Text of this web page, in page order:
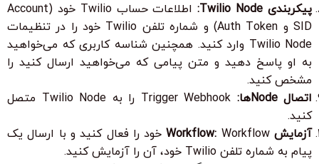
پیکربندی Twilio Node:
اطلاعات حساب Twilio خود (Account
SID و Auth Token) و شماره تلفن Twilio خود را در تنظیمات
Twilio Node وارد کنید. همچنین شناسه کاربری که می‌خواهید
به او پاسخ دهید و متن پیامی که می‌خواهید ارسال کنید را
مشخص کنید.
اتصال Nodeها:
Trigger Webhook را به Twilio Node متصل
کنید.
آزمایش Workflow:
Workflow خود را فعال کنید و با ارسال یک
پیام به شماره تلفن Twilio خود، آن را آزمایش کنید.